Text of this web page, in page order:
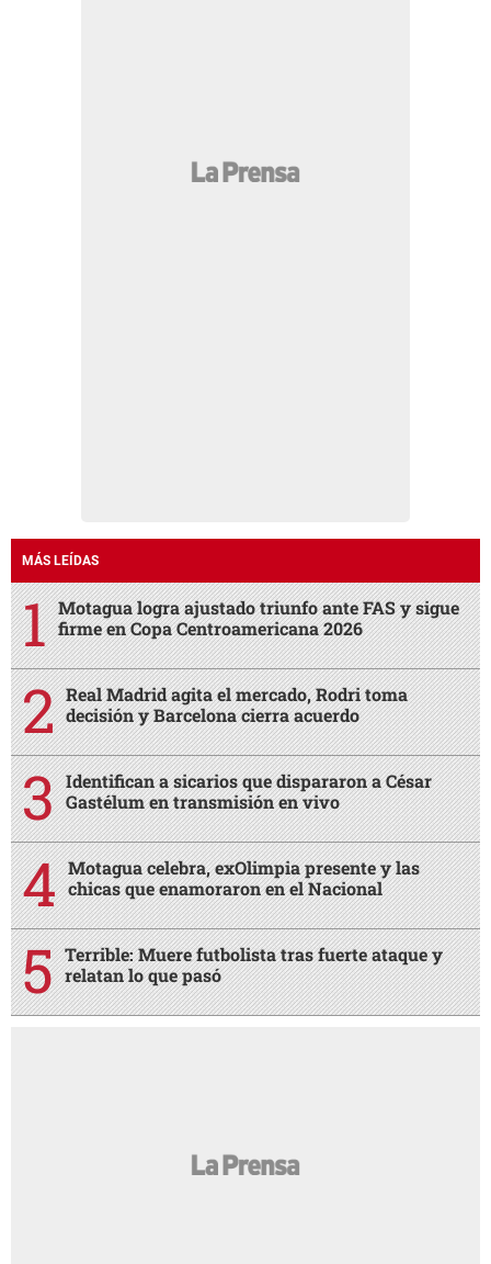
MÁS LEÍDAS
Motagua logra ajustado triunfo ante FAS y sigue
firme en Copa Centroamericana 2026
Real Madrid agita el mercado, Rodri toma
decisión y Barcelona cierra acuerdo
Identifican a sicarios que dispararon a César
Gastélum en transmisión en vivo
Motagua celebra, exOlimpia presente y las
chicas que enamoraron en el Nacional
Terrible: Muere futbolista tras fuerte ataque y
relatan lo que pasó